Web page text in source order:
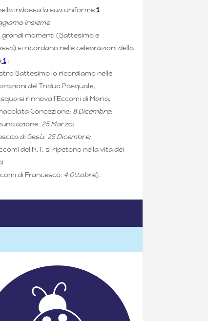
indossa la sua uniforme1.
Insieme
grandi momenti (Battesimo e
si ricordano nelle celebrazioni della
1:
Battesimo lo ricordiamo nelle
del Triduo Pasquale;
si rinnova l’Eccomi di Maria;
Concezione: 8 Dicembre;
25 Marzo;
di Gesù: 25 Dicembre;
del N.T. si ripetono nella vita dei
di Francesco: 4 Ottobre).